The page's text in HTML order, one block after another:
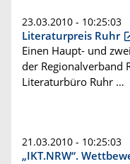
23.03.2010 - 10:25:03
Literaturpreis Ruhr
Einen Haupt- und
der Regionalverband
Literaturbüro Ruhr …
21.03.2010 - 10:25:03
„IKT.NRW“.